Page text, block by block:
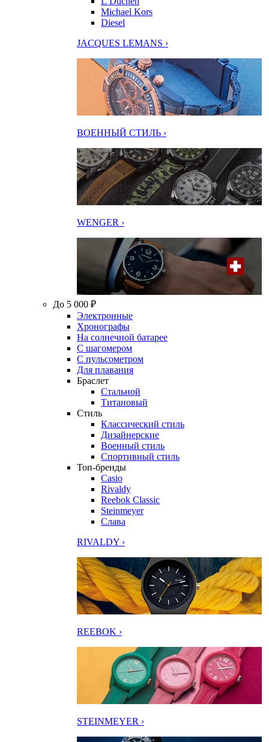
Michael Kors
Diesel
JACQUES LEMANS ›
ВОЕННЫЙ СТИЛЬ ›
WENGER ›
До 5 000 ₽
Электронные
Хронографы
На солнечной батарее
С шагомером
С пульсометром
Для плавания
Браслет
Стальной
Титановый
Стиль
Классический стиль
Дизайнерские
Военный стиль
Спортивный стиль
Топ-бренды
Casio
Rivaldy
Reebok Classic
Steinmeyer
Слава
RIVALDY ›
REEBOK ›
STEINMEYER ›